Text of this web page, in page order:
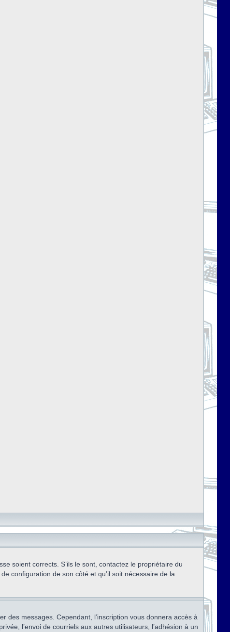
soient corrects. S’ils le sont, contactez le propriétaire du
configuration de son côté et qu’il soit nécessaire de la
des messages. Cependant, l’inscription vous donnera accès à
l’envoi de courriels aux autres utilisateurs, l’adhésion à un